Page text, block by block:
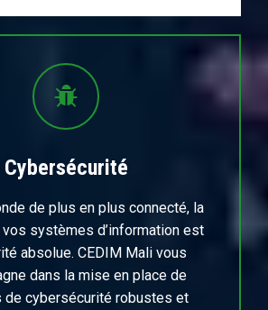
Cybersécurité
de plus en plus connecté, la
systèmes d’information est
absolue. CEDIM Mali vous
dans la mise en place de
de cybersécurité robustes et